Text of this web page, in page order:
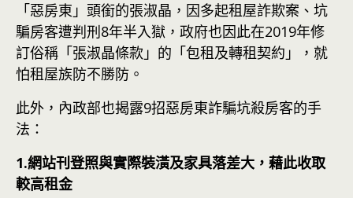
「惡房東」頭銜的張淑晶，因多起租屋詐欺案、坑
騙房客遭判刑8年半入獄，政府也因此在2019年修
訂俗稱「張淑晶條款」的「包租及轉租契約」，就
怕租屋族防不勝防。
此外，內政部也揭露9招惡房東詐騙坑殺房客的手
法：
1.網站刊登照與實際裝潢及家具落差大，藉此收取
較高租金